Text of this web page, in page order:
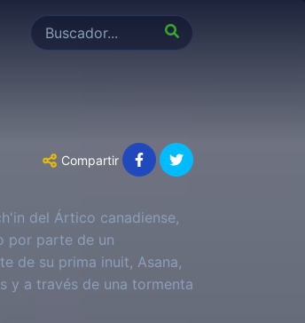
Compartir
del Ártico canadiense,
por parte de un
de su prima inuit, Asana,
y a través de una tormenta